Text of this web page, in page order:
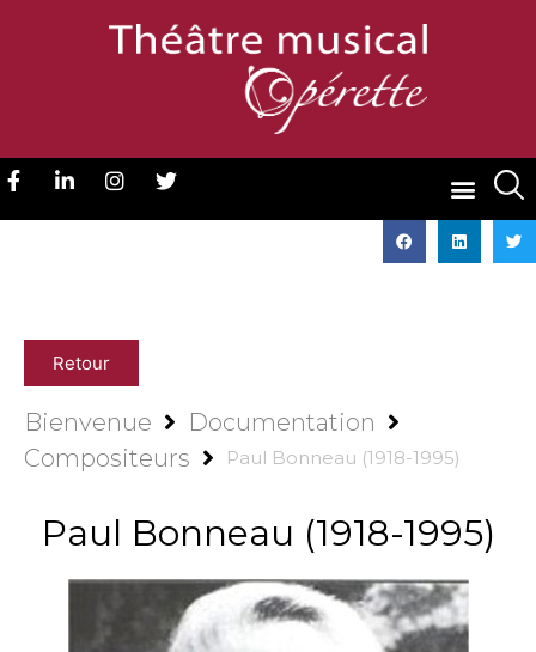
Retour
Bienvenue
Documentation
Compositeurs
Paul Bonneau (1918-1995)
Paul Bonneau (1918-1995)